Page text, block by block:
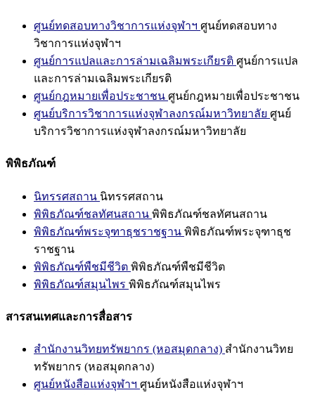
ศูนย์ทดสอบทางวิชาการแห่งจุฬาฯ ศูนย์ทดสอบทาง
วิชาการแห่งจุฬาฯ
ศูนย์การแปลและการล่ามเฉลิมพระเกียรติ ศูนย์การแปล
และการล่ามเฉลิมพระเกียรติ
ศูนย์กฎหมายเพื่อประชาชน ศูนย์กฎหมายเพื่อประชาชน
ศูนย์บริการวิชาการแห่งจุฬาลงกรณ์มหาวิทยาลัย ศูนย์
บริการวิชาการแห่งจุฬาลงกรณ์มหาวิทยาลัย
พิพิธภัณฑ์
นิทรรศสถาน นิทรรศสถาน
พิพิธภัณฑ์ชลทัศนสถาน พิพิธภัณฑ์ชลทัศนสถาน
พิพิธภัณฑ์พระจุฑาธุชราชฐาน พิพิธภัณฑ์พระจุฑาธุช
ราชฐาน
พิพิธภัณฑ์พืชมีชีวิต พิพิธภัณฑ์พืชมีชีวิต
พิพิธภัณฑ์สมุนไพร พิพิธภัณฑ์สมุนไพร
สารสนเทศและการสื่อสาร
สำนักงานวิทยทรัพยากร (หอสมุดกลาง) สำนักงานวิทย
ทรัพยากร (หอสมุดกลาง)
ศูนย์หนังสือแห่งจุฬาฯ ศูนย์หนังสือแห่งจุฬาฯ